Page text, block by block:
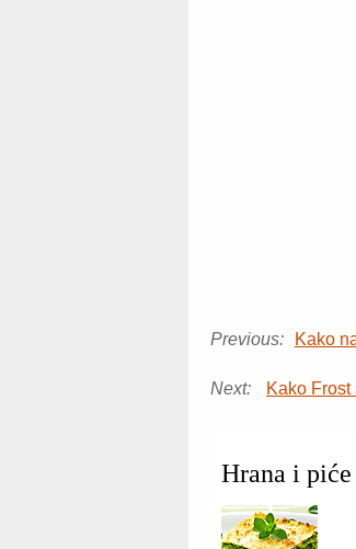
Previous: Kako
Next: Kako Frost
Hrana i piće